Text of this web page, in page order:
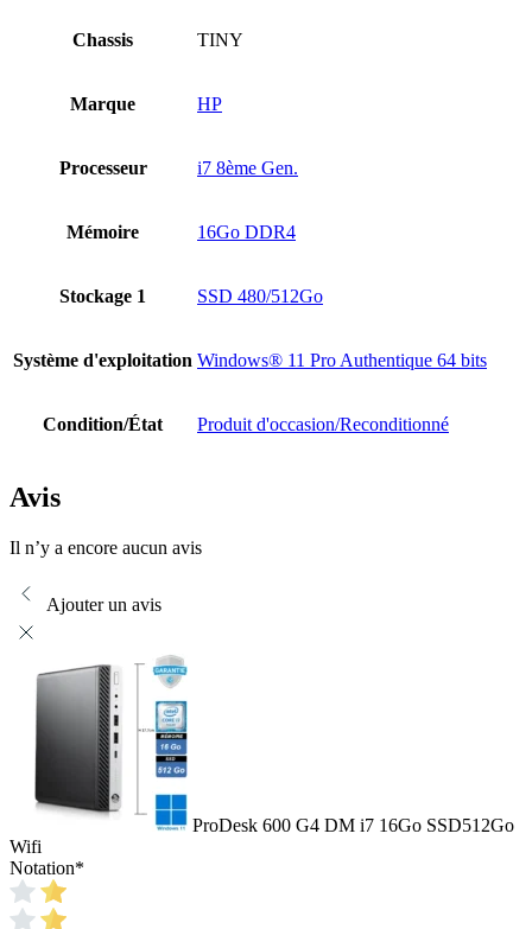
Chassis TINY
Marque HP
Processeur i7 8ème Gen.
Mémoire 16Go DDR4
Stockage 1 SSD 480/512Go
Système d'exploitation Windows® 11 Pro Authentique 64 bits
Condition/État Produit d'occasion/Reconditionné
Avis
Il n’y a encore aucun avis
Ajouter un avis
ProDesk 600 G4 DM i7 16Go SSD512Go
Wifi
Notation*